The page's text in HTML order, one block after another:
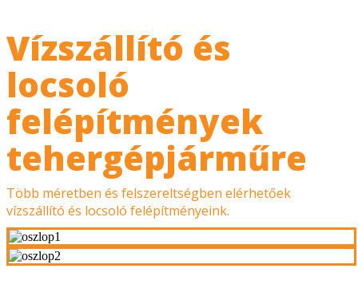
Vízszállító és
locsoló
felépítmények
tehergépjárműre
Több méretben és felszereltségben elérhetőek
vízszállító és locsoló felépítményeink.